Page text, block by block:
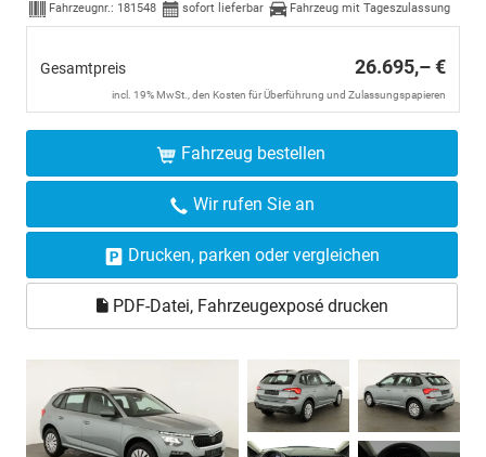
Fahrzeugnr.: 181548 sofort lieferbar Fahrzeug mit Tageszulassung
Gesamtpreis 26.695,– €
incl. 19% MwSt., den Kosten für Überführung und Zulassungspapieren
Fahrzeug bestellen
Wir rufen Sie an
Drucken, parken oder vergleichen
PDF-Datei, Fahrzeugexposé drucken